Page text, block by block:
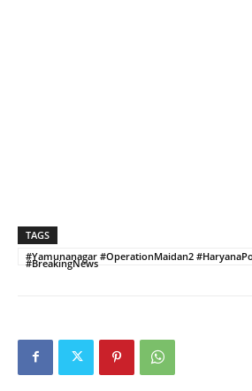
TAGS
#Yamunanagar #OperationMaidan2
#BreakingNews